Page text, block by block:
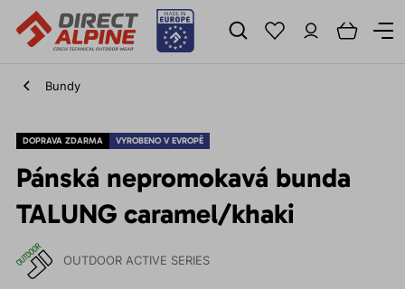
Bundy
DOPRAVA ZDARMA VYROBENO V EVROPĚ
Pánská nepromokavá bunda
TALUNG caramel/khaki
OUTDOOR ACTIVE SERIES